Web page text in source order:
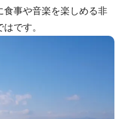
食事や音楽を楽しめる非
です。